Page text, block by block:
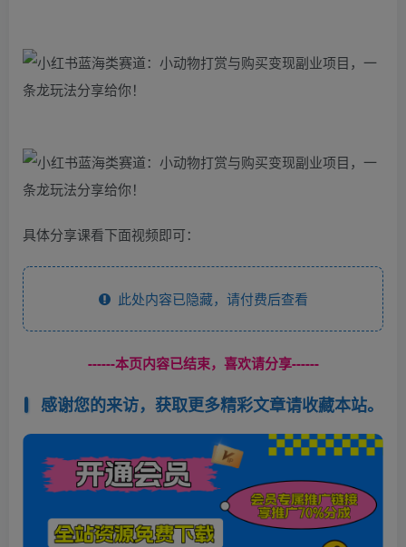
具体分享课看下面视频即可：
此处内容已隐藏，请付费后查看
------本页内容已结束，喜欢请分享------
感谢您的来访，获取更多精彩文章请收藏本站。